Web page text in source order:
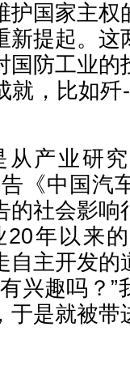
护国家主权
新提起。这
国防工业
就，比如
产业研
《中国汽
的社会影响
年以来
自主开发的
兴趣吗？”
于是就被带